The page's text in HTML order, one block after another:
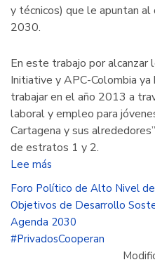
y técnicos) que le apuntan
2030.
En este trabajo por alcanzar
Initiative y APC-Colombia
trabajar en el año 2013 a
laboral y empleo para
Cartagena y sus
de estratos 1 y 2.
Lee más
Las
alianzas
público-
privadas
Foro Político de Alto Nivel
Objetivos de Desarrollo
Agenda 2030
#PrivadosCooperan